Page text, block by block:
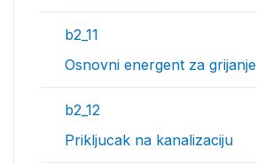
b2_11
Osnovni energent za grijanje
b2_12
Prikljucak na kanalizaciju